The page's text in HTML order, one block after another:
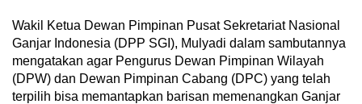
Wakil Ketua Dewan Pimpinan Pusat Sekretariat Nasional
Ganjar Indonesia (DPP SGI), Mulyadi dalam sambutannya
mengatakan agar Pengurus Dewan Pimpinan Wilayah
(DPW) dan Dewan Pimpinan Cabang (DPC) yang telah
terpilih bisa memantapkan barisan memenangkan Ganjar